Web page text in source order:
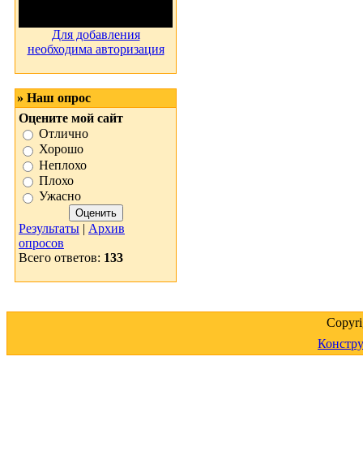
Для добавления
необходима авторизация
» Наш опрос
Оцените мой сайт
Отлично
Хорошо
Неплохо
Плохо
Ужасно
Результаты | Архив
опросов
Всего ответов: 133